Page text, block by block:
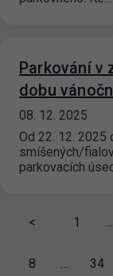
Parkování v
dobu
08. 12. 2025
Od 22. 12. 2025
smíšených/
parkovacích
< 1 …
8 … 34